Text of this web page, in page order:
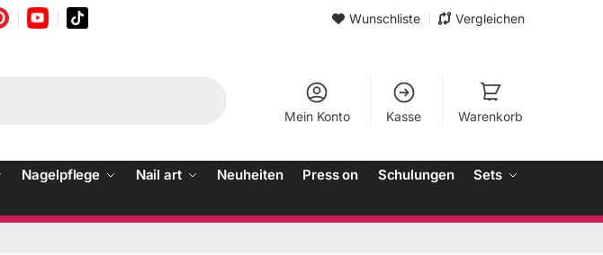
Wunschliste Vergleichen
Mein Konto Kasse Warenkorb
Nagelpflege Nail art Neuheiten Press on Schulungen
Sets